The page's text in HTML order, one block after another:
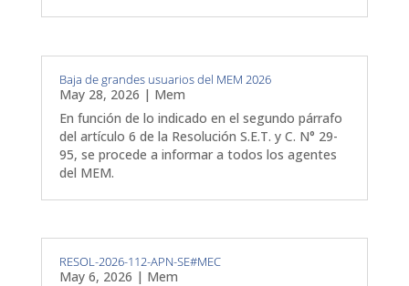
Baja de grandes usuarios del MEM 2026
May 28, 2026 | Mem
En función de lo indicado en el segundo párrafo
del artículo 6 de la Resolución S.E.T. y C. N° 29-
95, se procede a informar a todos los agentes
del MEM.
RESOL-2026-112-APN-SE#MEC
May 6, 2026 | Mem